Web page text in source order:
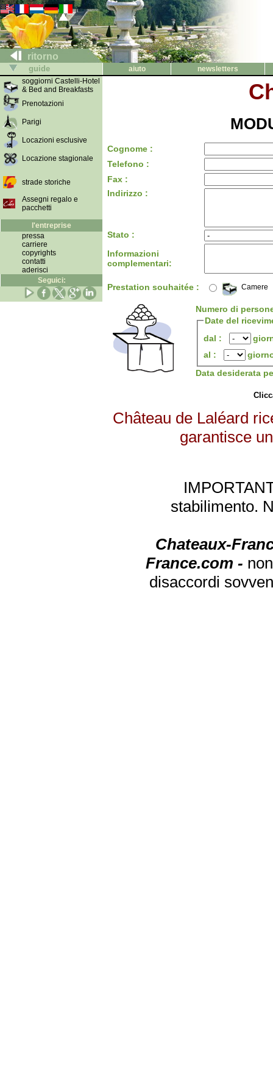
ritorno
guide aiuto
newsletters
soggiorni Castelli-Hotel
& Bed and Breakfasts
Prenotazioni
Parigi
Locazioni esclusive
Locazione stagionale
strade storiche
Assegni regalo e
pacchetti
l'entreprise
pressa
carriere
copyrights
contatti
aderisci
Seguici:
Cognome :
Telefono :
Fax :
Indirizzo :
Stato :
Informazioni
complementari:
Prestation souhaitée : Camere
Numero di
Date del
dal :
al :
Data desiderata
Château de Laléard
garantisce
stabilimento.
Chateaux-
France.com -
disaccordi